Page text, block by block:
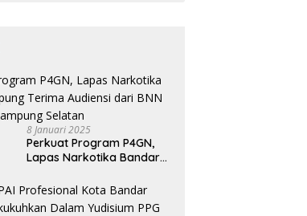
8 Januari 2025
Perkuat Program P4GN,
Lapas Narkotika Bandar
dari BNN Kabupaten
Lampung Selatan